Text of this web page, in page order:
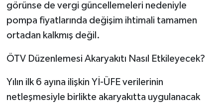
görünse de vergi güncellemeleri nedeniyle
pompa fiyatlarında değişim ihtimali tamamen
ortadan kalkmış değil.
ÖTV Düzenlemesi Akaryakıtı Nasıl Etkileyecek?
Yılın ilk 6 ayına ilişkin Yİ-ÜFE verilerinin
netleşmesiyle birlikte akaryakıtta uygulanacak